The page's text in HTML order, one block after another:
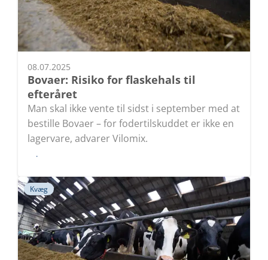
08.07.2025
Bovaer: Risiko for flaskehals til
efteråret
Man skal ikke vente til sidst i september med at
bestille Bovaer – for fodertilskuddet er ikke en
lagervare, advarer Vilomix.
Læs
Kvæg